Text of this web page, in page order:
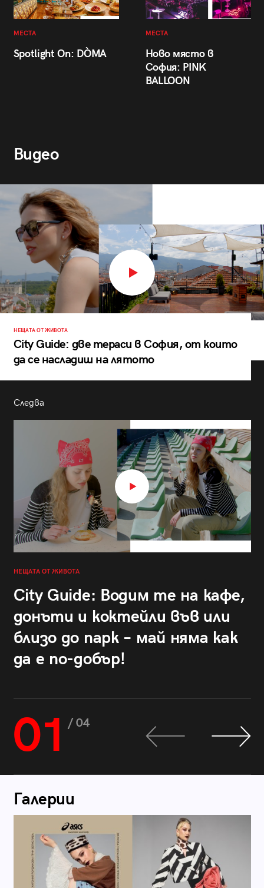
МЕСТА
Spotlight On: DÒMA
МЕСТА
Ново място в
София: PINK
BALLOON
Видео
НЕЩАТА ОТ ЖИВОТА
City Guide: две тераси в София, от които
да се насладиш на лятото
Следва
НЕЩАТА ОТ ЖИВОТА
City Guide: Водим те на кафе,
донъти и коктейли във или
близо до парк – май няма как
да е по-добър!
01 / 04
Галерии